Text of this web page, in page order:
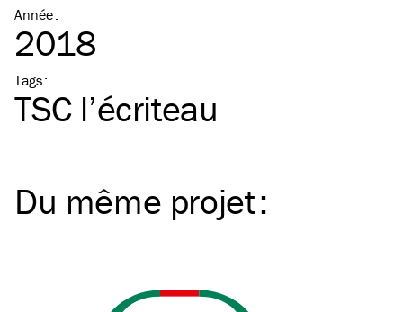
Année:
2018
Tags:
TSCl’écriteau
Du même projet: